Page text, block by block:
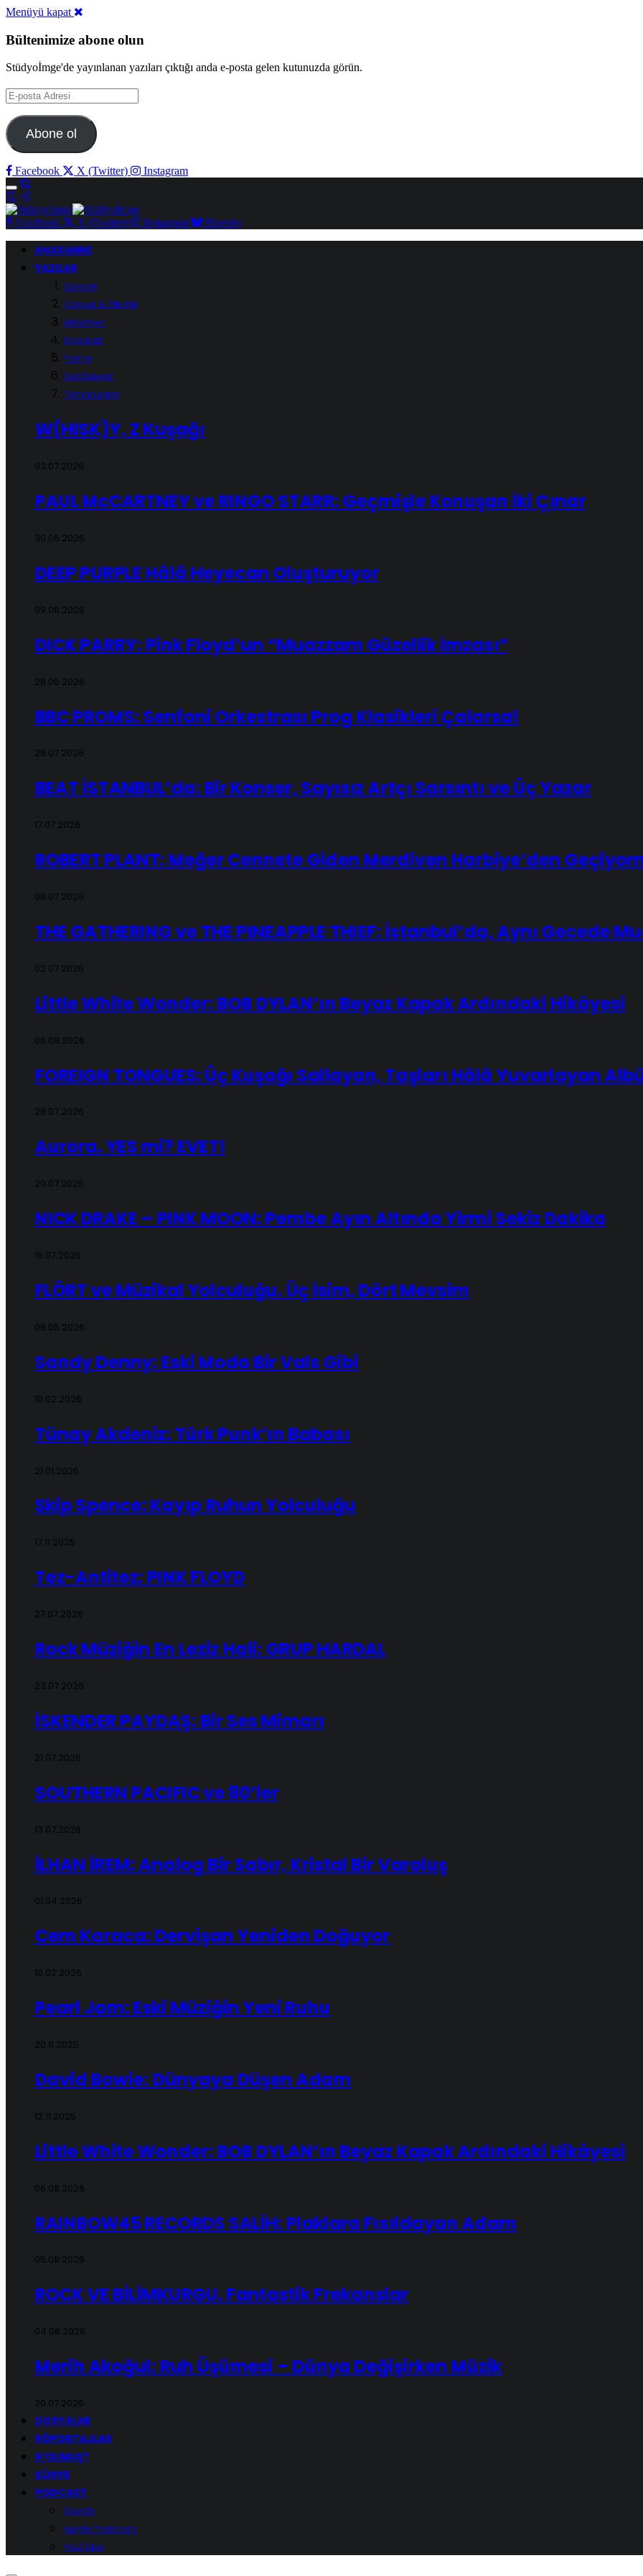
Menüyü kapat
Bültenimize abone olun
Stüdyoİmge'de yayınlanan yazıları çıktığı anda e-posta gelen kutunuzda görün.
E-
posta
Adresi
Abone ol
Facebook X (Twitter) Instagram
Facebook X (Twitter) Instagram Bluesky
ANASAHNE
YAZILAR
Güncel
Konser & Etkinlik
Albümler
Biyografi
Portre
Eski Sayılar
Tümünü gör
W(HISK)Y, Z Kuşağı
03.07.2026
PAUL McCARTNEY ve RINGO STARR: Geçmişle Konuşan İki Çınar
30.06.2026
DEEP PURPLE Hâlâ Heyecan Oluşturuyor
09.06.2026
DICK PARRY: Pink Floyd’un “Muazzam Güzellik İmzası”
28.05.2026
BBC PROMS: Senfoni Orkestrası Prog Klasikleri Çalarsa!
28.07.2026
BEAT İSTANBUL’da: Bir Konser, Sayısız Artçı Sarsıntı ve Üç Yazar
17.07.2026
ROBERT PLANT: Meğer Cennete Giden Merdiven Harbiye’den
08.07.2026
THE GATHERING ve THE PINEAPPLE THIEF: İstanbul’da, Aynı Gecede
02.07.2026
Little White Wonder: BOB DYLAN’ın Beyaz Kapak Ardındaki Hikâyesi
06.08.2026
FOREIGN TONGUES: Üç Kuşağı Sallayan, Taşları Hâlâ Yuvarlayan
29.07.2026
Aurora. YES mi? EVET!
20.07.2026
NICK DRAKE – PINK MOON: Pembe Ayın Altında Yirmi Sekiz Dakika
16.07.2026
FLÖRT ve Müzikal Yolculuğu. Üç İsim, Dört Mevsim
08.05.2026
Sandy Denny: Eski Moda Bir Vals Gibi
10.02.2026
Tünay Akdeniz: Türk Punk’ın Babası
21.01.2026
Skip Spence: Kayıp Ruhun Yolculuğu
17.11.2025
Tez-Antitez: PINK FLOYD
27.07.2026
Rock Müziğin En Leziz Hali: GRUP HARDAL
23.07.2026
İSKENDER PAYDAŞ: Bir Ses Mimarı
21.07.2026
SOUTHERN PACIFIC ve 80’ler
13.07.2026
İLHAN İREM: Analog Bir Sabır, Kristal Bir Varoluş
01.04.2026
Cem Karaca: Dervişan Yeniden Doğuyor
10.02.2026
Pearl Jam: Eski Müziğin Yeni Ruhu
20.11.2025
David Bowie: Dünyaya Düşen Adam
12.11.2025
Little White Wonder: BOB DYLAN’ın Beyaz Kapak Ardındaki Hikâyesi
06.08.2026
RAINBOW45 RECORDS SALİH: Plaklara Fısıldayan Adam
05.08.2026
ROCK VE BİLİMKURGU. Fantastik Frekanslar
04.08.2026
Merih Akoğul: Ruh Üşümesi – Dünya Değişirken Müzik
30.07.2026
DOSYALAR
RÖPORTAJLAR
N’OLMUŞ?
KÜNYE
PODCAST
Spotify
Apple Podcasts
YouTube